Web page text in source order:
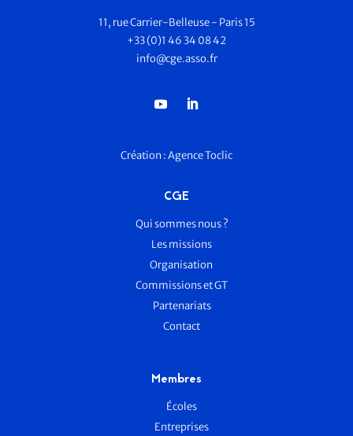
11, rue Carrier-Belleuse - Paris 15
+33 (0)1 46 34 08 42
info@cge.asso.fr
Création :Agence Toclic
CGE
Qui sommes nous ?
Les missions
Organisation
Commissions et GT
Partenariats
Contact
Membres
Écoles
Entreprises